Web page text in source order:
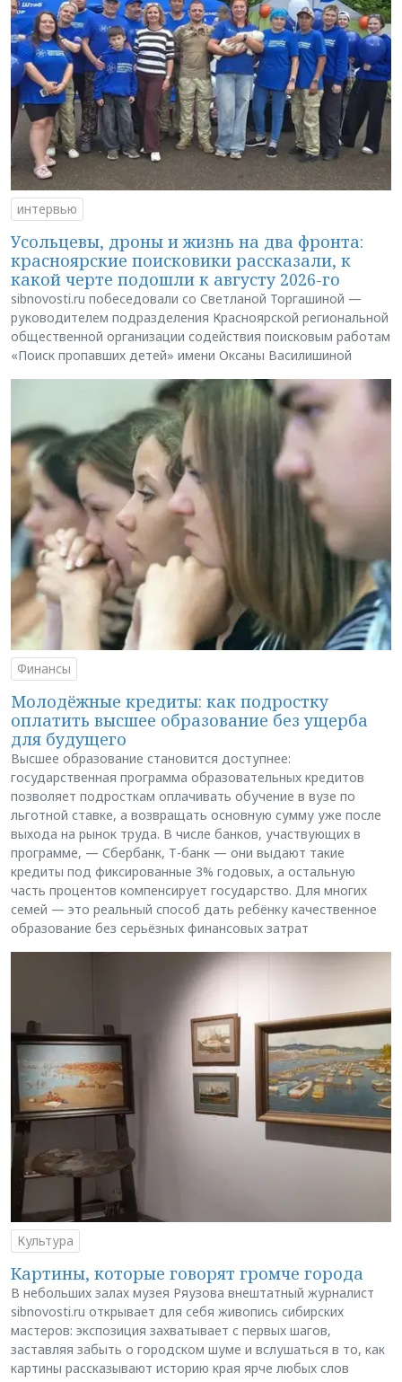
интервью
Усольцевы, дроны и жизнь на два фронта:
красноярские поисковики рассказали, к
какой черте подошли к августу 2026-го
sibnovosti.ru побеседовали со Светланой Торгашиной —
руководителем подразделения Красноярской региональной
общественной организации содействия поисковым работам
«Поиск пропавших детей» имени Оксаны Василишиной
Финансы
Молодёжные кредиты: как подростку
оплатить высшее образование без ущерба
для будущего
Высшее образование становится доступнее:
государственная программа образовательных кредитов
позволяет подросткам оплачивать обучение в вузе по
льготной ставке, а возвращать основную сумму уже после
выхода на рынок труда. В числе банков, участвующих в
программе, — Сбербанк, Т-банк — они выдают такие
кредиты под фиксированные 3% годовых, а остальную
часть процентов компенсирует государство. Для многих
семей — это реальный способ дать ребёнку качественное
образование без серьёзных финансовых затрат
Культура
Картины, которые говорят громче города
В небольших залах музея Ряузова внештатный журналист
sibnovosti.ru открывает для себя живопись сибирских
мастеров: экспозиция захватывает с первых шагов,
заставляя забыть о городском шуме и вслушаться в то, как
картины рассказывают историю края ярче любых слов